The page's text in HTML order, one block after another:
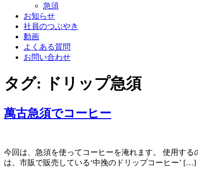
急須
お知らせ
社員のつぶやき
動画
よくある質問
お問い合わせ
タグ: ドリップ急須
萬古急須でコーヒー
今回は、急須を使ってコーヒーを淹れます。 使用す
は、市販で販売している‘中挽のドリップコーヒー’ […]